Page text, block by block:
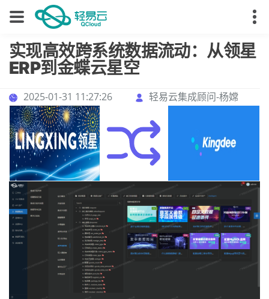
实现高效跨系统数据流动：从领星
ERP到金蝶云星空
2025-01-31 11:27:26 轻易云集成顾问-杨嫦